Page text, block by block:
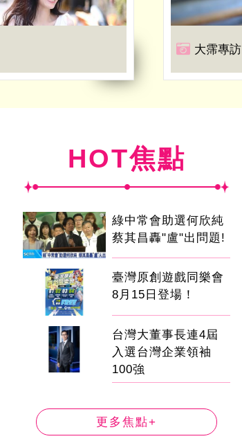
大霈專訪
HOT焦點
綠中常會助選何欣純
蔡其昌轟"盧"出問題!
臺灣原創遊戲同樂會
8月15日登場！
台灣大董事長連4屆
入選台灣企業領袖
100強
更多焦點+